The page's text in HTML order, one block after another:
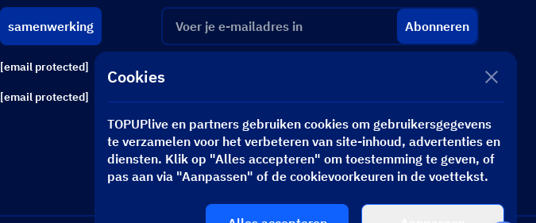
samenwerking
[email protected]
[email protected]
Abonneren
Cookies
TOPUPlive en partners gebruiken cookies om gebruikersgegevens
te verzamelen voor het verbeteren van site-inhoud, advertenties en
diensten. Klik op "Alles accepteren" om toestemming te geven, of
pas aan via "Aanpassen" of de cookievoorkeuren in de voettekst.